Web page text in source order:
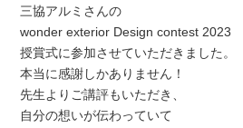
三協アルミさんの
wonder exterior Design contest 2023
授賞式に参加させていただきました。
本当に感謝しかありません！
先生よりご講評もいただき、
自分の想いが伝わっていて